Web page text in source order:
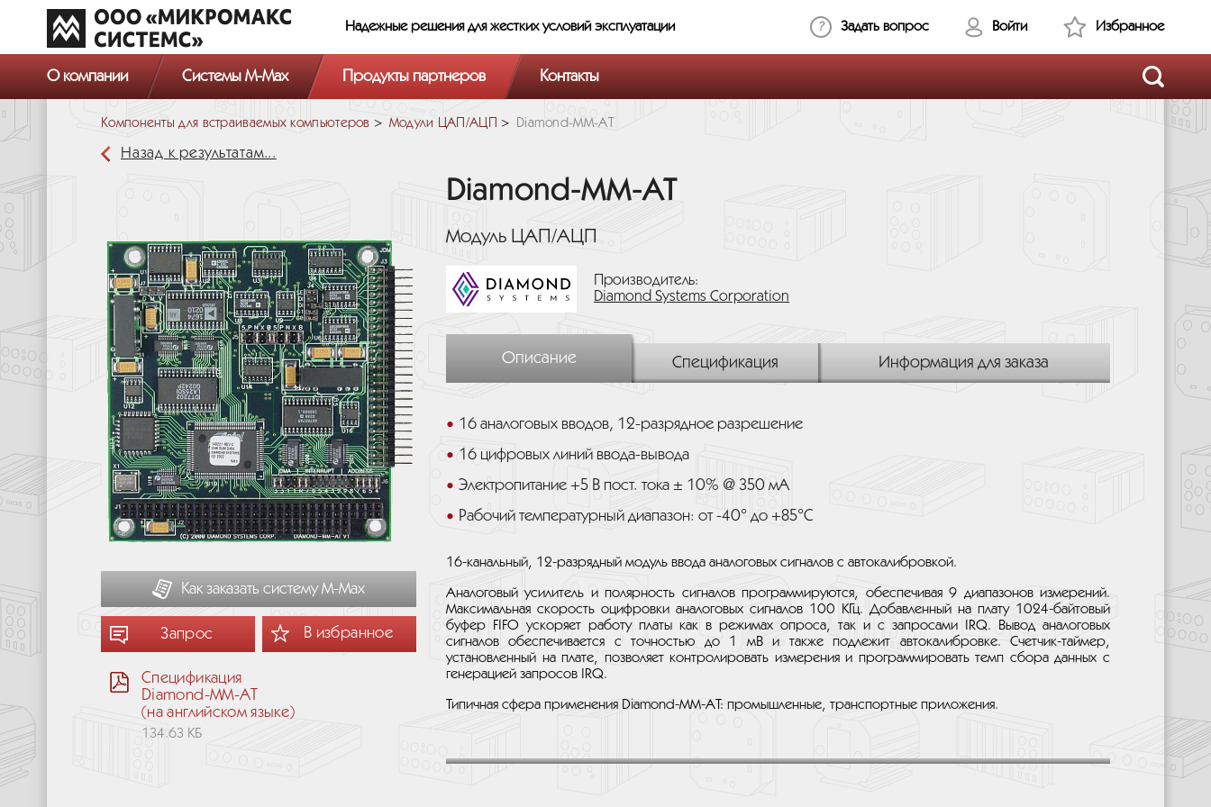
Надежные решения для жестких условий эксплуатации Задать вопрос Войти Избранное
О компании Системы M-Max Продукты партнеров Контакты
Компоненты для встраиваемых компьютеров Модули ЦАП/АЦП Diamond-MM-AT
Назад к результатам...
Как заказать систему М-Мах
Запрос В избранное
Спецификация
Diamond-MM-AT
(на английском языке)
134.63 КБ
Diamond-MM-AT
Модуль ЦАП/АЦП
Производитель:
Diamond Systems Corporation
Описание Спецификация Информация для заказа
16 аналоговых вводов, 12-разрядное разрешение
16 цифровых линий ввода-вывода
Электропитание +5 В пост. тока ± 10% @ 350 мА
Рабочий температурный диапазон: от -40° до +85°С
16-канальный, 12-разрядный модуль ввода аналоговых сигналов с автокалибровкой.
Аналоговый усилитель и полярность сигналов программируются, обеспечивая 9 диапазонов измерений.
Максимальная скорость оцифровки аналоговых сигналов 100 КГц. Добавленный на плату 1024-байтовый
буфер FIFO ускоряет работу платы как в режимах опроса, так и с запросами IRQ. Вывод аналоговых
сигналов обеспечивается с точностью до 1 мВ и также подлежит автокалибровке. Счетчик-таймер,
установленный на плате, позволяет контролировать измерения и программировать темп сбора данных с
генерацией запросов IRQ.
Типичная сфера применения Diamond-MM-AT: промышленные, транспортные приложения.